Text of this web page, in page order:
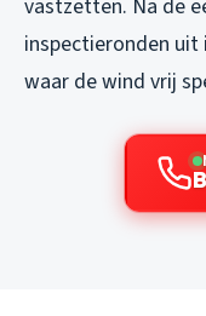
vastzetten. Na de
inspectieronden uit
waar de wind vrij